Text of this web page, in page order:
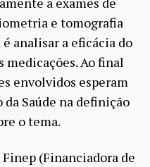
e tomografia
é analisar a eficácia do
Ao final
envolvidos esperam
Saúde na definição
o tema.
(Financiadora de